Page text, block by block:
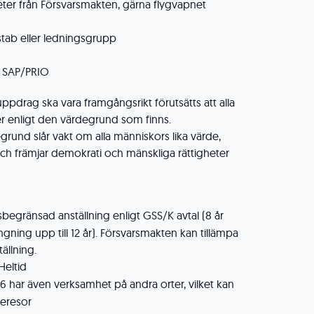
från Försvarsmakten, gärna flygvapnet
eller ledningsgrupp
PRIO
ska vara framgångsrikt förutsätts att alla
enligt den värdegrund som finns.
slår vakt om alla människors lika värde,
främjar demokrati och mänskliga rättigheter
anställning enligt GSS/K avtal (8 år
upp till 12 år). Försvarsmakten kan tillämpa
har även verksamhet på andra orter, vilket kan